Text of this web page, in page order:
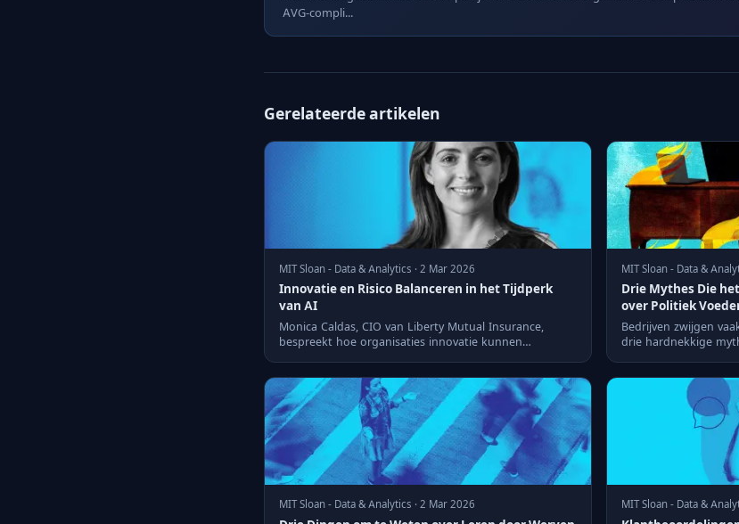
AVG-compli...
Gerelateerde artikelen
MIT Sloan - Data & Analytics · 2 Mar 2026
Innovatie en Risico Balanceren in het Tijdperk
van AI
Monica Caldas, CIO van Liberty Mutual Insurance,
bespreekt hoe organisaties innovatie kunnen
MIT Sloan - Data &
Drie Mythes Die
over Politiek
Bedrijven zwijgen
drie hardnekkige
MIT Sloan - Data & Analytics · 2 Mar 2026 MIT Sloan - Data &